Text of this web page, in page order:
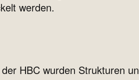
werden.
der HBC wurden Strukturen